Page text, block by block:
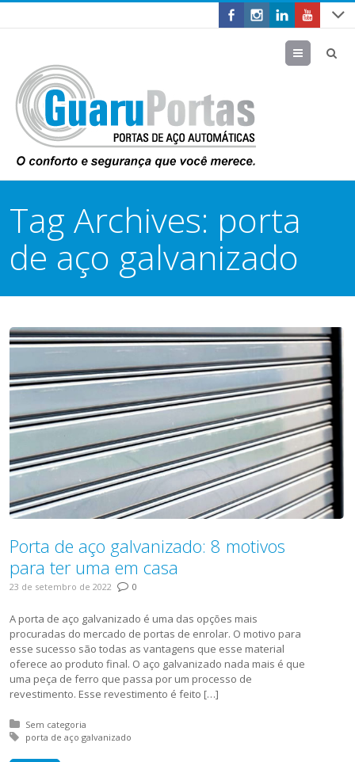
Menu
Tag Archives: porta
de aço galvanizado
Porta de aço galvanizado: 8 motivos
para ter uma em casa
23 de setembro de 2022 0
A porta de aço galvanizado é uma das opções mais
procuradas do mercado de portas de enrolar. O motivo para
esse sucesso são todas as vantagens que esse material
oferece ao produto final. O aço galvanizado nada mais é que
uma peça de ferro que passa por um processo de
revestimento. Esse revestimento é feito […]
Posted in:
Sem categoria
Tagged with:
porta de aço galvanizado